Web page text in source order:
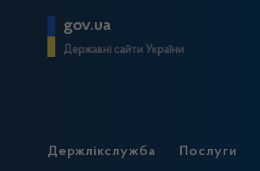
gov.ua
Державні сайти України
Держлікслужба Послуги